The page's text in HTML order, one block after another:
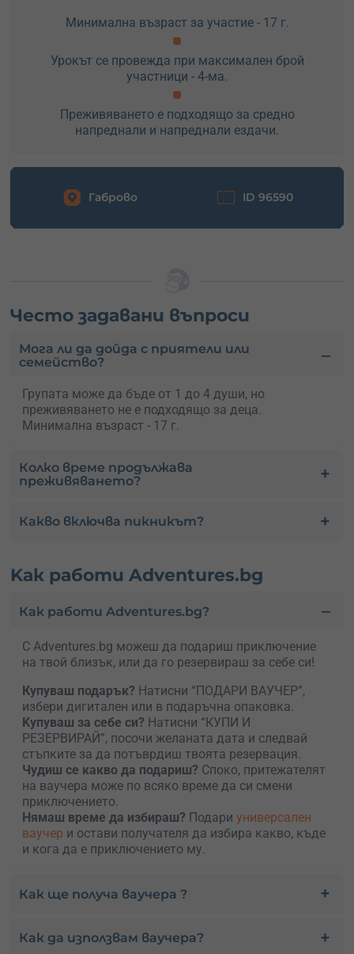
Минимална възраст за участие - 17 г.
Урокът се провежда при максимален брой
участници - 4-ма.
Преживяването е подходящо за средно
напреднали и напреднали ездачи.
Габрово ID 96590
Често задавани въпроси
Мога ли да дойда с приятели или
семейство?
Групата може да бъде от 1 до 4 души, но
преживяването не е подходящо за деца.
Минимална възраст - 17 г.
Колко време продължава
преживяването?
Какво включва пикникът?
Kак работи Adventures.bg
Как работи Adventures.bg?
С Adventures.bg можеш да подариш приключение
на твой близък, или да го резервираш за себе си!
Купуваш подарък? Натисни “ПОДАРИ ВАУЧЕР”,
избери дигитален или в подаръчна опаковка.
Kупуваш за себе си? Натисни “КУПИ И
РЕЗЕРВИРАЙ”, посочи желаната дата и следвай
стъпките за да потъврдиш твоята резервация.
Чудиш се какво да подариш? Споко, притежателят
на ваучера може по всяко време да си смени
приключението.
Нямаш време да избираш? Подари универсален
ваучер и остави получателя да избира какво, къде
и кога да е приключението му.
Как ще получа ваучера ?
Как да използвам ваучера?